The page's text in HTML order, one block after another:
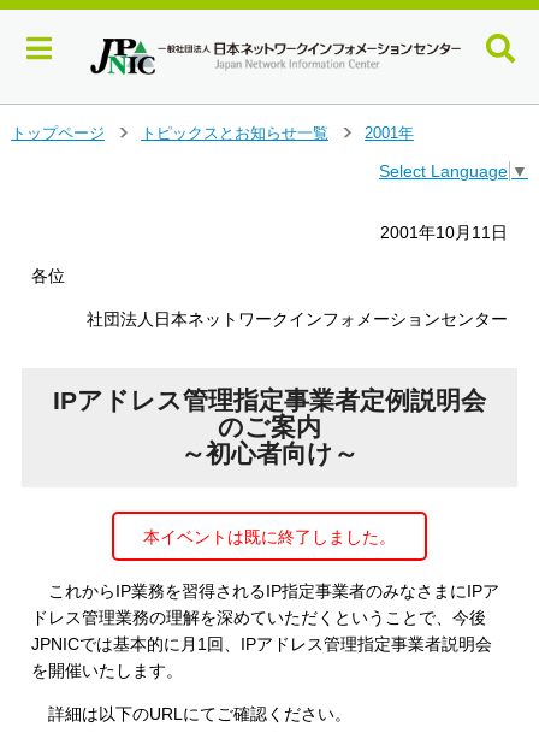
トップページ
トピックスとお知らせ一覧
2001年
Select Language ▼
2001年10月11日
各位
社団法人日本ネットワークインフォメーションセンター
IPアドレス管理指定事業者定例説明会
のご案内
～初心者向け～
本イベントは既に終了しました。
これからIP業務を習得されるIP指定事業者のみなさまにIPア
ドレス管理業務の理解を深めていただくということで、今後
JPNICでは基本的に月1回、IPアドレス管理指定事業者説明会
を開催いたします。
詳細は以下のURLにてご確認ください。